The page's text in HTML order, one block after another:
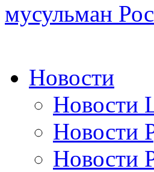
мусульман
Новости
Новости